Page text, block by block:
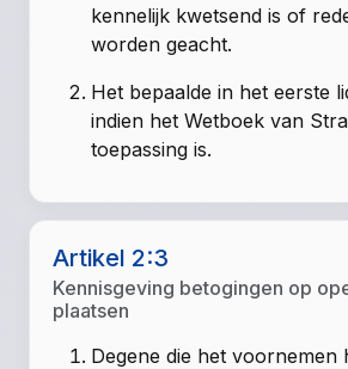
kennelijk kwetsend is of
worden geacht.
Het bepaalde in het eerste
indien het Wetboek van
toepassing is.
Artikel 2:3
Kennisgeving betogingen op
plaatsen
Degene die het voornemen